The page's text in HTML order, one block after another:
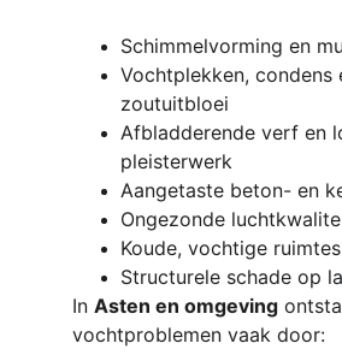
Schimmelvorming en
Vochtplekken, condens
zoutuitbloei
Afbladderende verf en
pleisterwerk
Aangetaste beton- en
Ongezonde
Koude, vochtige ruimtes
Structurele schade op
In Asten en omgeving
vochtproblemen vaak door: